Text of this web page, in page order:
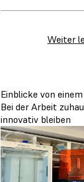
Weiter
Einblicke von
Bei der Arbeit
innovativ bleiben